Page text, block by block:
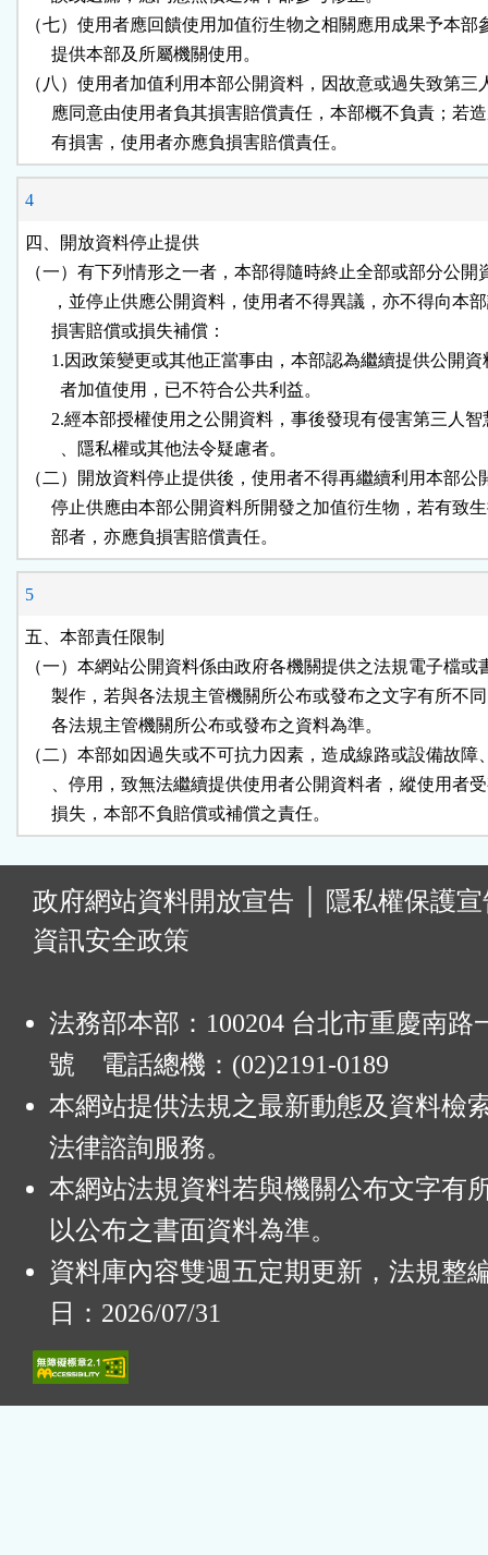
（七）使用者應回饋使用加值衍生物之相關應用成果予本部
      提供本部及所屬機關使用。
（八）使用者加值利用本部公開資料，因故意或過失致第三
應同意由使用者負其損害賠償責任，本部概不負責；若
      有損害，使用者亦應負損害賠償責任。
4
四、開放資料停止提供
（一）有下列情形之一者，本部得隨時終止全部或部分公開
，並停止供應公開資料，使用者不得異議，亦不得向本
      損害賠償或損失補償：
1.因政策變更或其他正當事由，本部認為繼續提供公開
        者加值使用，已不符合公共利益。
2.經本部授權使用之公開資料，事後發現有侵害第三人
        、隱私權或其他法令疑慮者。
（二）開放資料停止提供後，使用者不得再繼續利用本部公
停止供應由本部公開資料所開發之加值衍生物，若有致
      部者，亦應負損害賠償責任。
5
五、本部責任限制
（一）本網站公開資料係由政府各機關提供之法規電子檔或
製作，若與各法規主管機關所公布或發布之文字有所不
      各法規主管機關所公布或發布之資料為準。
（二）本部如因過失或不可抗力因素，造成線路或設備故障
、停用，致無法繼續提供使用者公開資料者，縱使用者
      損失，本部不負賠償或補償之責任。
政府網站資料開放宣告
隱私權保護
資訊安全政策
法務部本部：100204 台北市重慶南路
號 電話總機：(02)2191-0189
本網站提供法規之最新動態及資料檢
法律諮詢服務。
本網站法規資料若與機關公布文字有
以公布之書面資料為準。
資料庫內容雙週五定期更新，法規整
日：2026/07/31